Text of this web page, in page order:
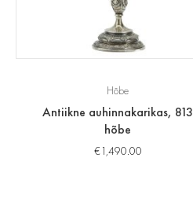
Hõbe
Antiikne auhinnakarikas, 813
hõbe
€1,490.00